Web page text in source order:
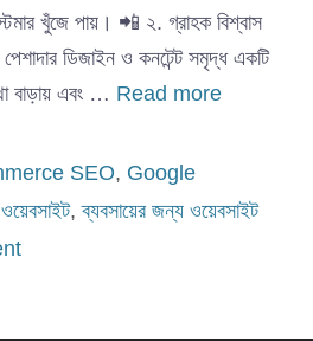
খুঁজে পায়। 📲 ২. গ্রাহক বিশ্বাস
ডিজাইন ও কনটেন্ট সমৃদ্ধ একটি
বাড়ায় এবং … Read more
SEO, Google
,ব্যবসায়ের জন্য ওয়েবসাইট